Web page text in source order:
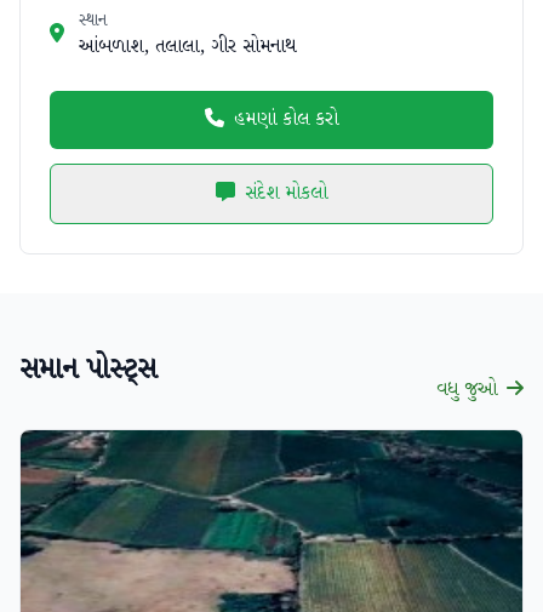
સ્થાન
આંબળાશ, તલાલા, ગીર સોમનાથ
હમણાં કોલ કરો
સંદેશ મોકલો
સમાન પોસ્ટ્સ વધુ જુઓ